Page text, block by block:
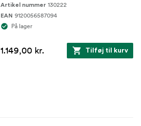
Artikel nummer 130222
EAN 9120056587094
På lager
1.149,00 kr. Tilføj til kurv